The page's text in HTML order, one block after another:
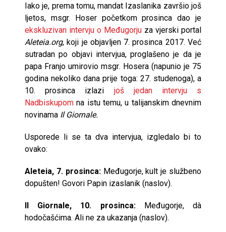
Iako je, prema tomu, mandat Izaslanika završio još
ljetos, msgr. Hoser početkom prosinca dao je
ekskluzivan intervju o Međugorju za vjerski portal
Aleteia.org, koji je objavljen 7. prosinca 2017. Već
sutradan po objavi intervjua, proglašeno je da je
papa Franjo umirovio msgr. Hosera (napunio je 75
godina nekoliko dana prije toga: 27. studenoga), a
10. prosinca izlazi još jedan intervju s
Nadbiskupom na istu temu, u talijanskim dnevnim
novinama Il Giornale.
Usporede li se ta dva intervjua, izgledalo bi to
ovako:
Aleteia, 7. prosinca:Međugorje, kult je službeno
dopušten! Govori Papin izaslanik (naslov).
Il Giornale, 10. prosinca:Međugorje, dà
hodočašćima. Ali ne za ukazanja (naslov).